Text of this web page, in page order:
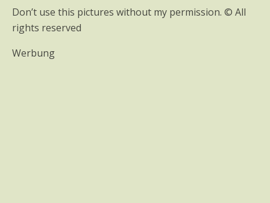
Don’t use this pictures without my permission. © All
rights reserved
Werbung